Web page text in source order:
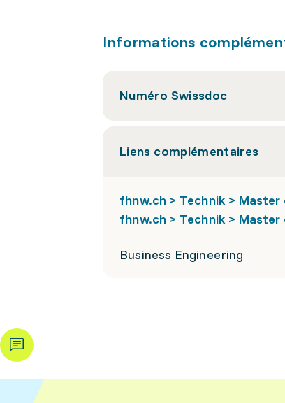
Informations
Numéro Swissdoc
Liens complémentaires
fhnw.ch > Technik >
fhnw.ch > Technik >
Business Engineering